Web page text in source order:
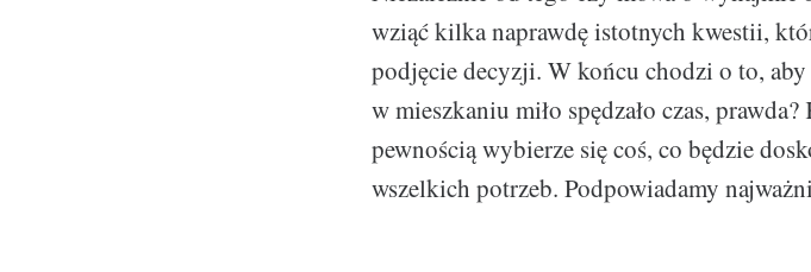
wziąć kilka naprawdę istotnych kwestii,
podjęcie decyzji. W końcu chodzi o to,
w mieszkaniu miło spędzało czas,
pewnością wybierze się coś, co będzie
wszelkich potrzeb. Podpowiadamy